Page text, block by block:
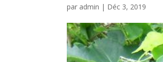
par admin | Déc 3, 2019